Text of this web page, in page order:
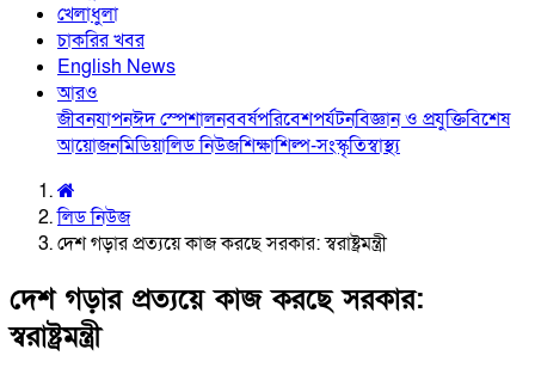
খেলাধুলা
চাকরির খবর
English News
আরও
জীবনযাপনঈদ স্পেশালনববর্ষপরিবেশপর্যটনবিজ্ঞান ও প্রযুক্তিবিশেষ
আয়োজনমিডিয়ালিড নিউজশিক্ষাশিল্প-সংস্কৃতিস্বাস্থ্য
লিড নিউজ
দেশ গড়ার প্রত্যয়ে কাজ করছে সরকার: স্বরাষ্ট্রমন্ত্রী
দেশ গড়ার প্রত্যয়ে কাজ করছে সরকার:
স্বরাষ্ট্রমন্ত্রী